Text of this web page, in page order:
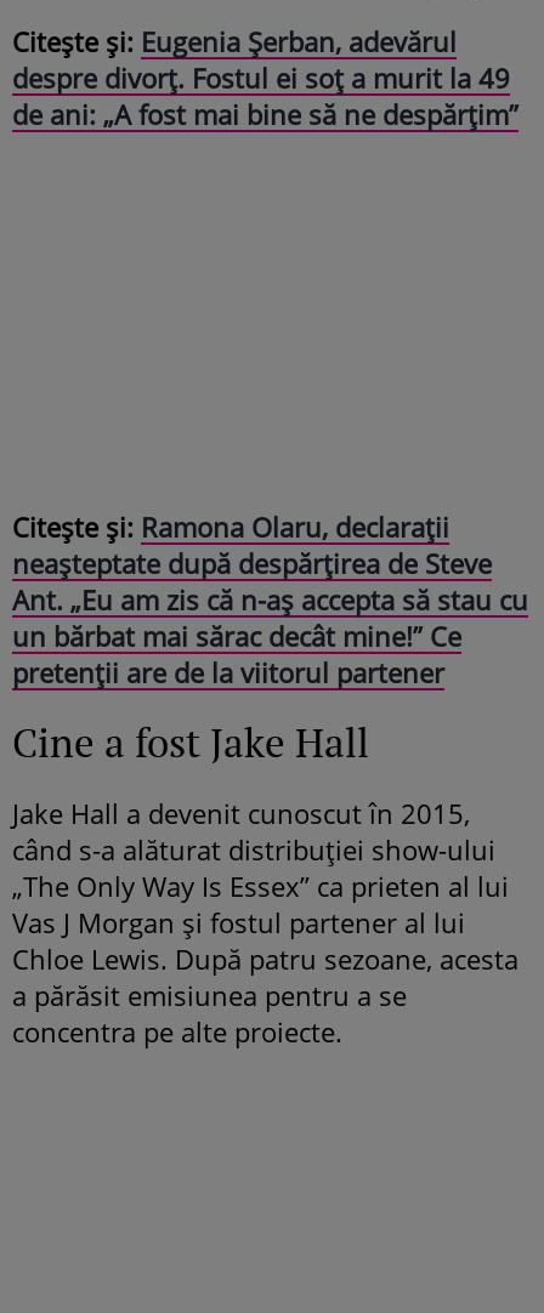
Citește și: Eugenia Șerban, adevărul
despre divorț. Fostul ei soț a murit la 49
de ani: „A fost mai bine să ne despărțim”
Citește și: Ramona Olaru, declarații
neașteptate după despărțirea de Steve
Ant. „Eu am zis că n-aș accepta să stau cu
un bărbat mai sărac decât mine!” Ce
pretenții are de la viitorul partener
Cine a fost Jake Hall
Jake Hall a devenit cunoscut în 2015,
când s-a alăturat distribuției show-ului
„The Only Way Is Essex” ca prieten al lui
Vas J Morgan și fostul partener al lui
Chloe Lewis. După patru sezoane, acesta
a părăsit emisiunea pentru a se
concentra pe alte proiecte.